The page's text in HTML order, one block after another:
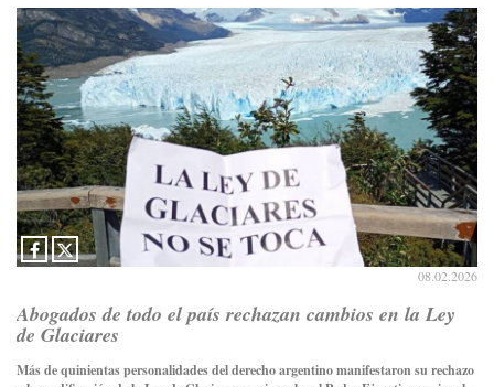
08.02.2026
Abogados de todo el país rechazan cambios en la Ley
de Glaciares
Más de quinientas personalidades del derecho argentino manifestaron su rechazo